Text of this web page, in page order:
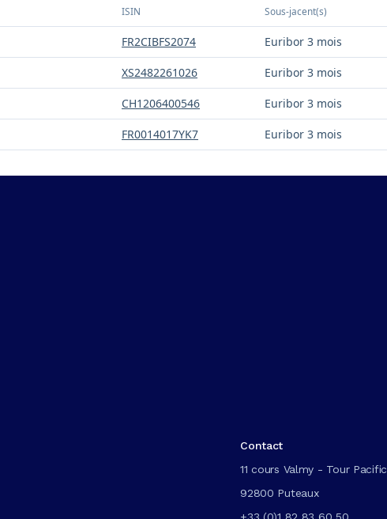
ISIN Sous-jacent(s)
FR2CIBFS2074 Euribor 3 mois
XS2482261026 Euribor 3 mois
CH1206400546 Euribor 3 mois
FR0014017YK7 Euribor 3 mois
Contact
11 cours Valmy - Tour Pacific
92800 Puteaux